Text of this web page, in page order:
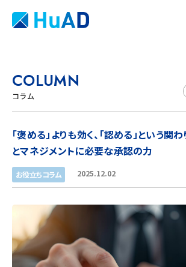
COLUMN
コラム
「褒める」よりも効く、「認める」という
とマネジメントに必要な承認の力
お役立ちコラム 2025.12.02